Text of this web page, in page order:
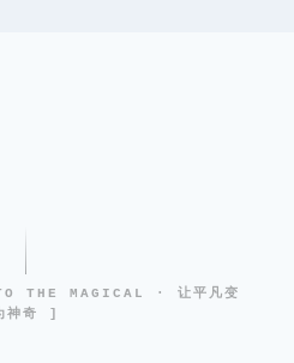
THE MAGICAL · 让平凡变
神奇 ]